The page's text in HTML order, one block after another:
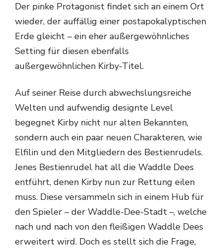
Der pinke Protagonist findet sich an einem Ort
wieder, der auffällig einer postapokalyptischen
Erde gleicht – ein eher außergewöhnliches
Setting für diesen ebenfalls
außergewöhnlichen Kirby-Titel.
Auf seiner Reise durch abwechslungsreiche
Welten und aufwendig designte Level
begegnet Kirby nicht nur alten Bekannten,
sondern auch ein paar neuen Charakteren, wie
Elfilin und den Mitgliedern des Bestienrudels.
Jenes Bestienrudel hat all die Waddle Dees
entführt, denen Kirby nun zur Rettung eilen
muss. Diese versammeln sich in einem Hub für
den Spieler – der Waddle-Dee-Stadt –, welche
nach und nach von den fleißigen Waddle Dees
erweitert wird. Doch es stellt sich die Frage,